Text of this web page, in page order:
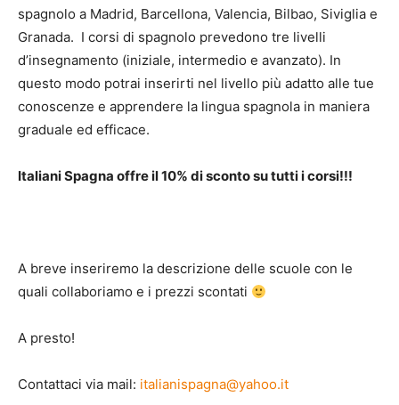
spagnolo a Madrid, Barcellona, Valencia, Bilbao, Siviglia e
Granada. I corsi di spagnolo prevedono tre livelli
d’insegnamento (iniziale, intermedio e avanzato). In
questo modo potrai inserirti nel livello più adatto alle tue
conoscenze e apprendere la lingua spagnola in maniera
graduale ed efficace.
Italiani Spagna offre il 10% di sconto su tutti i corsi!!!
A breve inseriremo la descrizione delle scuole con le
quali collaboriamo e i prezzi scontati
A presto!
Contattaci via mail: italianispagna@yahoo.it